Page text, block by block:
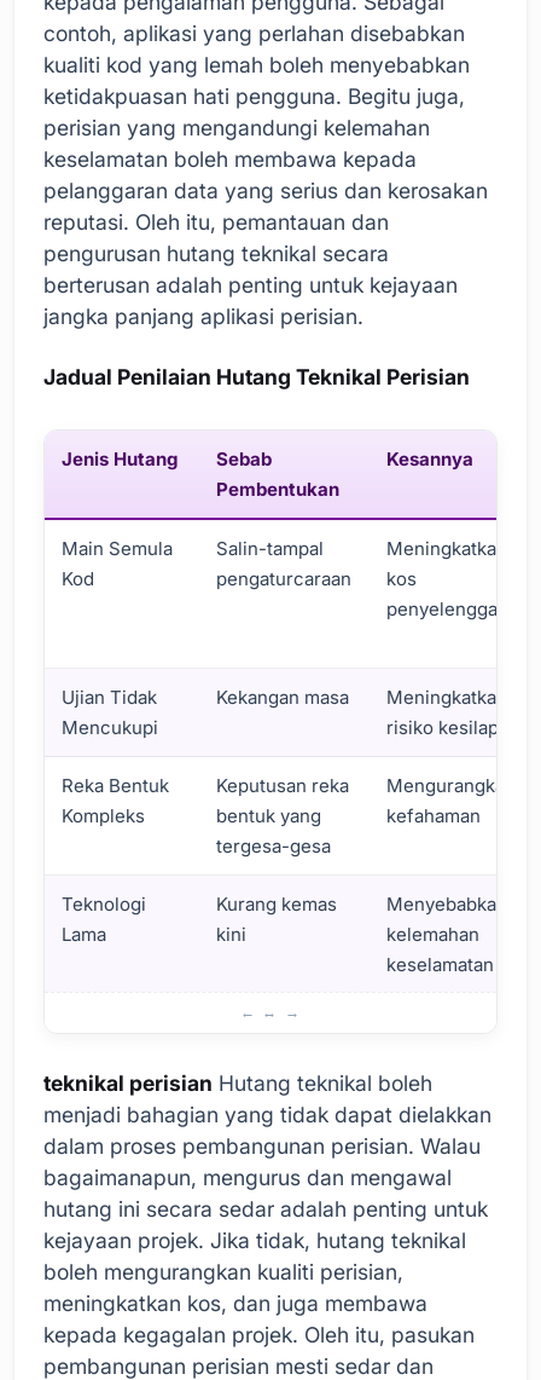
contoh, aplikasi yang perlahan disebabkan
kualiti kod yang lemah boleh menyebabkan
ketidakpuasan hati pengguna. Begitu juga,
perisian yang mengandungi kelemahan
keselamatan boleh membawa kepada
pelanggaran data yang serius dan kerosakan
reputasi. Oleh itu, pemantauan dan
pengurusan hutang teknikal secara
berterusan adalah penting untuk kejayaan
jangka panjang aplikasi perisian.
Jadual Penilaian Hutang Teknikal Perisian
Jenis Hutang
Sebab
Pembentukan
Kesannya
Main Semula
Kod
Salin-tampal
pengaturcaraan
Meningkatkan
kos
penyelenggaraan
Ujian Tidak
Mencukupi
Kekangan masa
Meningkatkan
risiko kesilapan
Reka Bentuk
Kompleks
Keputusan reka
bentuk yang
tergesa-gesa
Mengurangkan
kefahaman
Teknologi
Lama
Kurang kemas
kini
Menyebabkan
kelemahan
keselamatan
teknikal perisian Hutang teknikal boleh
menjadi bahagian yang tidak dapat dielakkan
dalam proses pembangunan perisian. Walau
bagaimanapun, mengurus dan mengawal
hutang ini secara sedar adalah penting untuk
kejayaan projek. Jika tidak, hutang teknikal
boleh mengurangkan kualiti perisian,
meningkatkan kos, dan juga membawa
kepada kegagalan projek. Oleh itu, pasukan
pembangunan perisian mesti sedar dan